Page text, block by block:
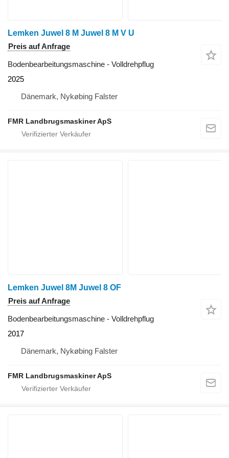
Lemken Juwel 8 M Juwel 8 M V U
Preis auf Anfrage
Bodenbearbeitungsmaschine - Volldrehpflug
2025
Dänemark, Nykøbing Falster
FMR Landbrugsmaskiner ApS
Lemken Juwel 8M Juwel 8 OF
Preis auf Anfrage
Bodenbearbeitungsmaschine - Volldrehpflug
2017
Dänemark, Nykøbing Falster
FMR Landbrugsmaskiner ApS